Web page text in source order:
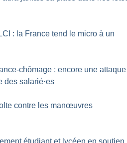
: la France tend le micro à un
chômage : encore une attaque
des salarié·es
contre les manœuvres
étudiant et lycéen en soutien